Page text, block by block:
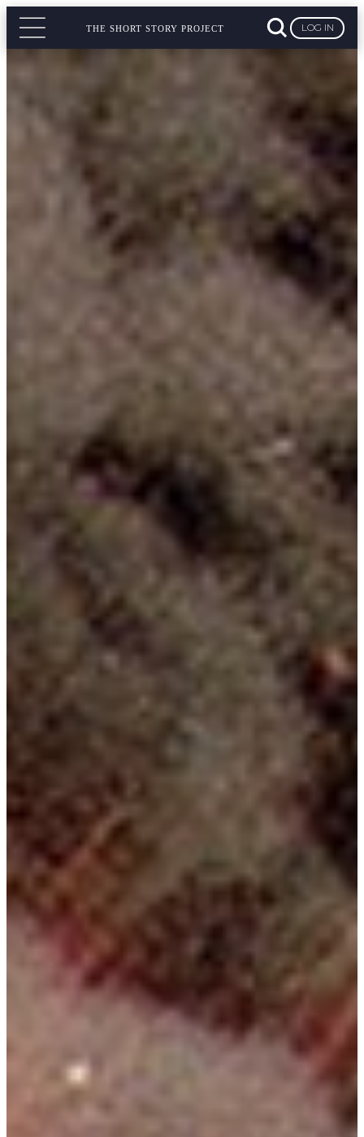
THE SHORT STORY PROJECT LOG IN